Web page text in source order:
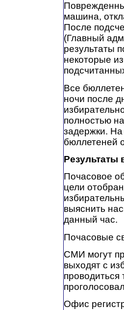
машина,
После
(Главный
результаты
некоторые
Все
ночи после
полностью
задержки.
бюллетеней
Результаты
Почасовое
цели
выяснить
данный час.
Почасовые
СМИ могут
выходят с
проводиться
Офис